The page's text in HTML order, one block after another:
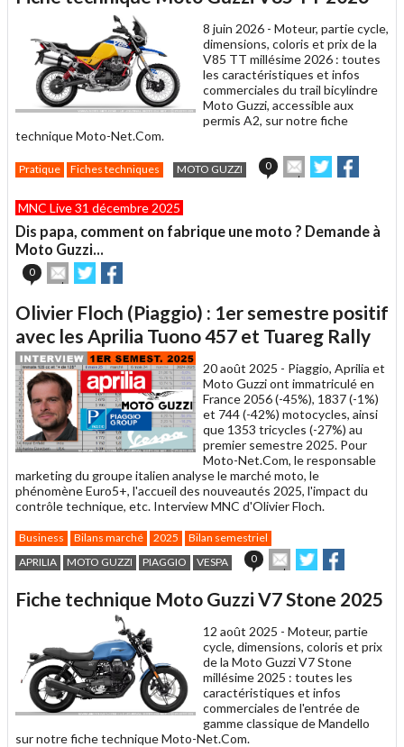
8 juin 2026 - Moteur, partie cycle,
dimensions, coloris et prix de la
V85 TT millésime 2026 : toutes
les caractéristiques et infos
commerciales du trail bicylindre
Moto Guzzi, accessible aux
permis A2, sur notre fiche
technique Moto-Net.Com.
Pratique Fiches techniques MOTO GUZZI 0
Envoyer
cet
un
ami
Partager
sur sur
MNC Live 31 décembre 2025
Dis papa, comment on fabrique une moto ? Demande à
Moto Guzzi...
0
Envoyer
cet
à
un
ami
Partager
sur sur
Olivier Floch (Piaggio) : 1er semestre positif
avec les Aprilia Tuono 457 et Tuareg Rally
20 août 2025 - Piaggio, Aprilia et
Moto Guzzi ont immatriculé en
France 2056 (-45%), 1837 (-1%)
et 744 (-42%) motocycles, ainsi
que 1353 tricycles (-27%) au
premier semestre 2025. Pour
Moto-Net.Com, le responsable
marketing du groupe italien analyse le marché moto, le
phénomène Euro5+, l'accueil des nouveautés 2025, l'impact du
contrôle technique, etc. Interview MNC d'Olivier Floch.
Business Bilans marché 2025
Bilan semestriel
APRILIA
MOTO GUZZI PIAGGIO VESPA 0
Envoyer
cet
à
ami
Partager
sur sur
Fiche technique Moto Guzzi V7 Stone 2025
12 août 2025 - Moteur, partie
cycle, dimensions, coloris et prix
de la Moto Guzzi V7 Stone
millésime 2025 : toutes les
caractéristiques et infos
commerciales de l'entrée de
gamme classique de Mandello
sur notre fiche technique Moto-Net.Com.